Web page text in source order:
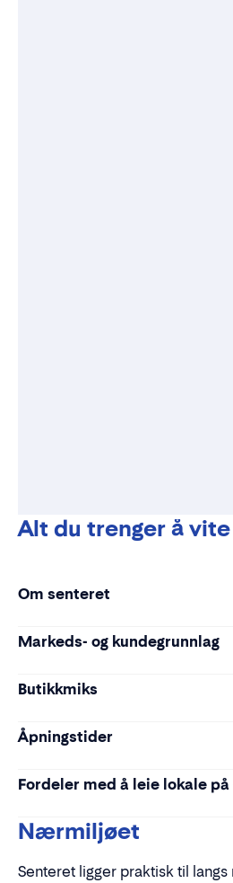
Alt du trenger å vite
Om senteret
Markeds- og kundegrunnlag
Butikkmiks
Åpningstider
Fordeler med å leie lokale
Nærmiljøet
Senteret ligger praktisk til